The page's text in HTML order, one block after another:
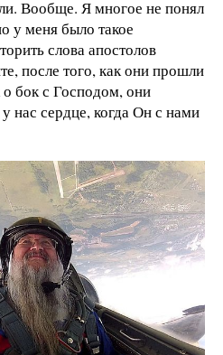
Вообще. Я многое не понял
у меня было такое
слова апостолов
после того, как они прошли
бок с Господом, они
нас сердце, когда Он с нами